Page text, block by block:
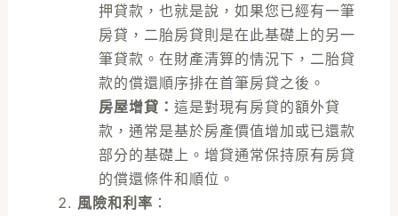
押貸款，也就是說，如果您已經有一筆
房貸，二胎房貸則是在此基礎上的另一
筆貸款。在財產清算的情況下，二胎貸
款的償還順序排在首筆房貸之後。
房屋增貸： 這是對現有房貸的額外貸
款，通常是基於房產價值增加或已還款
部分的基礎上。增貸通常保持原有房貸
的償還條件和順位。
風險和利率 ：